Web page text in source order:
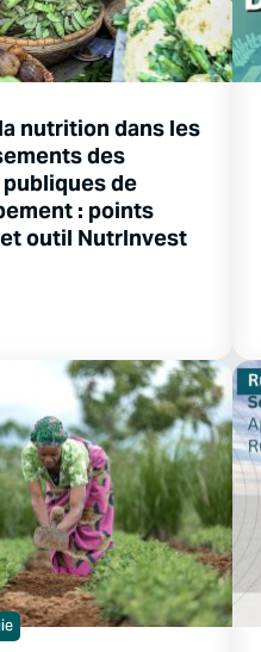
nutrition dans les
des
de
: points
et outil NutrInvest